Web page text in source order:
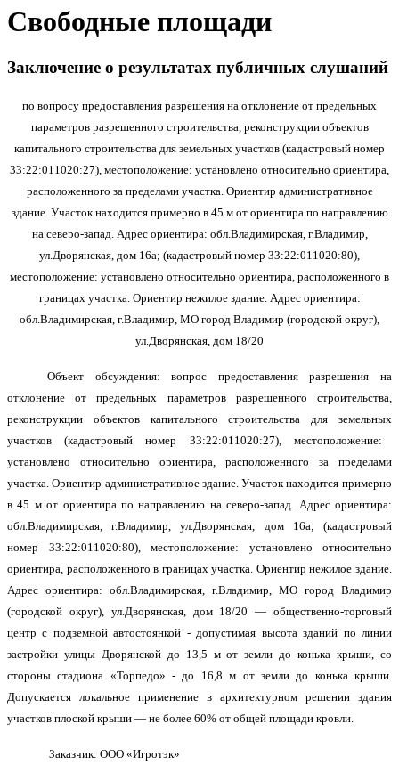
Свободные площади
Заключение о результатах публичных слушаний
по вопросу предоставления разрешения на отклонение от предельных
параметров разрешенного строительства, реконструкции объектов
капитального строительства для земельных участков (кадастровый номер
33:22:011020:27), местоположение: установлено относительно ориентира,
расположенного за пределамиучастка. Ориентир административное
здание. Участок находится примерно в 45 м от ориентира по направлению
на северо-запад. Адрес ориентира: обл. Владимирская, г.Владимир,
ул. Дворянская , дом 1 6а; (кадастровый номер 33:22:011020:80),
местоположение: установлено относительно ориентира, расположенного в
границах участка. Ориентир нежилое здание. Адрес ориентира:
обл. Владимирская, г.Владимир, МО город Владимир (городской округ),
ул. Дворянская , дом 18/20
Объект обсуждения:вопрос предоставления разрешения на
отклонение от предельных параметров разрешенного строительства,
реконструкции объектов капитального строительства для земельных
участков (кадастровый номер 33:22:011020:27), местоположение:
установлено относительно ориентира, расположенного за пределами
участка.Ориентир административноездание.Участок находится примерно
в 45 м от ориентира по направлению на северо-запад. Адрес ориентира:
обл. Владимирская, г.Владимир,ул. Дворянская , дом 1 6а; (кадастровый
номер 33:22:011020:80), местоположение: установлено относительно
ориентира, расположенного в границах участка. Ориентир нежилое здание.
Адрес ориентира: обл. Владимирская, г.Владимир, МО город Владимир
(городской округ), ул. Дворянская, дом 18/20 — общественно-торговый
центр с подземной автостоянкой - допустимая высота зданий по линии
застройки улицы Дворянской до 13,5 м от земли до конька крыши, со
стороны стадиона «Торпедо» - до 16,8 м от земли до конька крыши.
Допускается локальное применение в архитектурном решении здания
участков плоской крыши — не более 60% от общей площади кровли.
Заказчик: ООО «Игротэк»